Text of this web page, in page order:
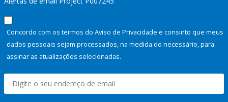
Concordo com os termos do Aviso de Privacidade e consinto que meus
dados pessoais sejam processados, na medida do necessário, para
assinar as atualizações selecionadas.